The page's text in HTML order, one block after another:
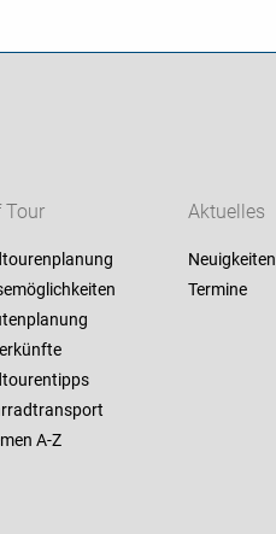
Tour
A-Z
Aktuelles
Neuigkeiten
Termine